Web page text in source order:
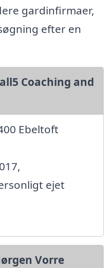
gardinfirmaer,
efter en
Coaching and
Ebeltoft
ejet
Vorre